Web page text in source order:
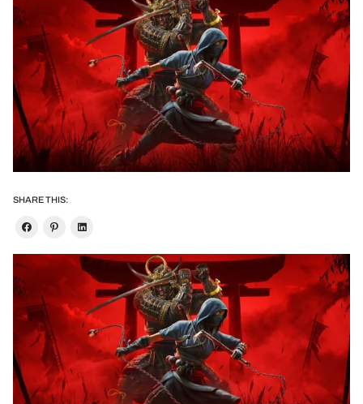
SHARE THIS: